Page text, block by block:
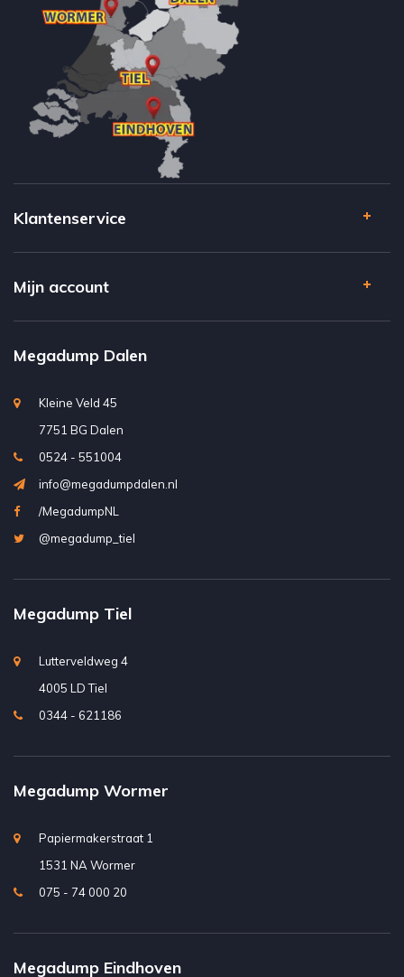
Klantenservice
Mijn account
Megadump Dalen
Kleine Veld 45
7751 BG Dalen
0524 - 551004
info@megadumpdalen.nl
/MegadumpNL
@megadump_tiel
Megadump Tiel
Lutterveldweg 4
4005 LD Tiel
0344 - 621186
Megadump Wormer
Papiermakerstraat 1
1531 NA Wormer
075 - 74 000 20
Megadump Eindhoven